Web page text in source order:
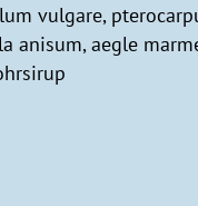
vulgare,
anisum, aegle